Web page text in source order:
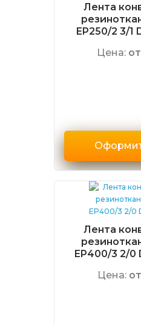
Лента
EP250/2 3/1
Цена:
Лента
EP400/3 2/0
Цена: